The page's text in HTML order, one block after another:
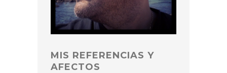
MIS REFERENCIAS Y
AFECTOS